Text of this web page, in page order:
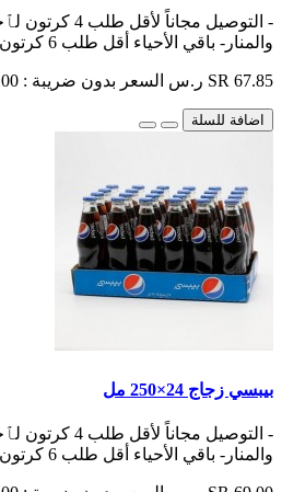
- التوصيل مجاناً
والمنار- باقي الأحياء أقل طلب 6 كرتون- الت..
SR 67.85 ر.س السعر بدون ضريبة : SR 59.00 ر.س
اضافة للسلة
بيبسي زجاج 24×250 مل
- التوصيل مجاناً
والمنار- باقي الأحياء أقل طلب 6 كرتون- الت..